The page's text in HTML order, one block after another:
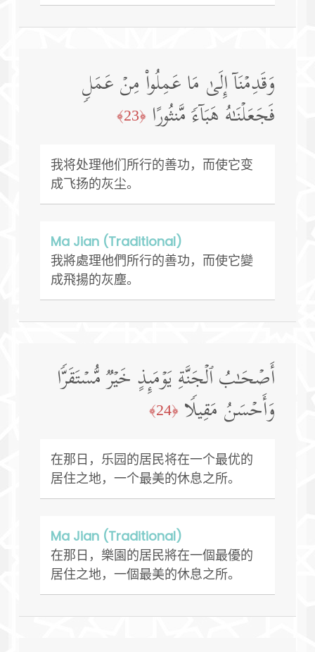
وَقَدِمۡنَاۤ إِلَىٰ مَا عَمِلُوا۟ مِنۡ عَمَلࣲ
فَجَعَلۡنَـٰهُ هَبَاۤءࣰ مَّنثُورًا ﴿23﴾
我将处理他们所行的善功，而使它变
成飞扬的灰尘。
Ma Jian (Traditional)
我將處理他們所行的善功，而使它變
成飛揚的灰塵。
أَصۡحَـٰبُ ٱلۡجَنَّةِ یَوۡمَىِٕذٍ خَیۡرࣱ مُّسۡتَقَرࣰّا
وَأَحۡسَنُ مَقِیلࣰا ﴿24﴾
在那日，乐园的居民将在一个最优的
居住之地，一个最美的休息之所。
Ma Jian (Traditional)
在那日，樂園的居民將在一個最優的
居住之地，一個最美的休息之所。